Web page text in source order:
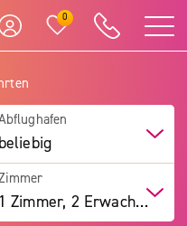
0
beliebig
1 Zimmer, 2 Erwachsene